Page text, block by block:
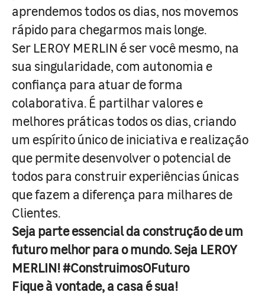
aprendemos todos os dias, nos movemos
rápido para chegarmos mais longe.
Ser LEROY MERLIN é ser você mesmo, na
sua singularidade, com autonomia e
confiança para atuar de forma
colaborativa. É partilhar valores e
melhores práticas todos os dias, criando
um espírito único de iniciativa e realização
que permite desenvolver o potencial de
todos para construir experiências únicas
que fazem a diferença para milhares de
Clientes.
Seja parte essencial da construção de um
futuro melhor para o mundo. Seja LEROY
MERLIN! #ConstruimosOFuturo
Fique à vontade, a casa é sua!